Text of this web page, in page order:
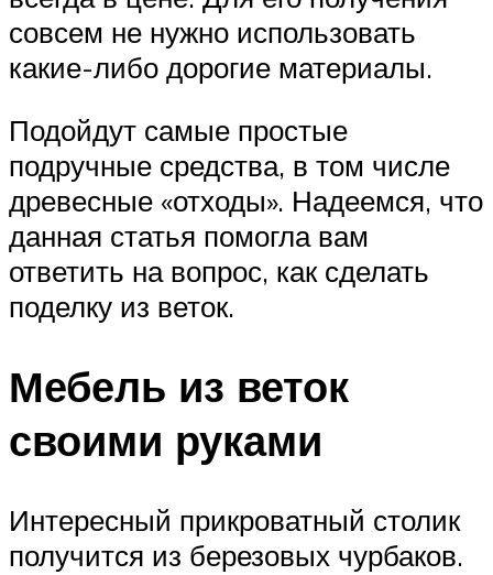
совсем не нужно использовать
какие-либо дорогие материалы.
Подойдут самые простые
подручные средства, в том числе
древесные «отходы». Надеемся, что
данная статья помогла вам
ответить на вопрос, как сделать
поделку из веток.
Мебель из веток
своими руками
Интересный прикроватный столик
получится из березовых чурбаков.